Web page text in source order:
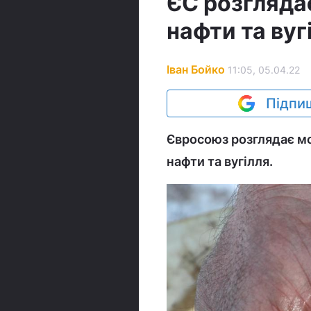
нафти та
Іван Бойко 11:05, 05.04.22
Євросоюз розглядає
нафти та вугілля.